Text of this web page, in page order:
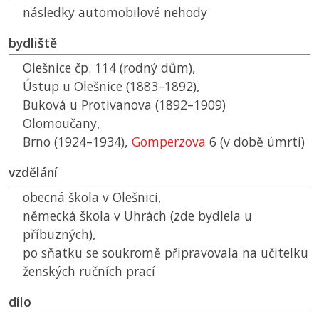
následky automobilové nehody
bydliště
Olešnice čp. 114 (rodný dům),
Ústup u Olešnice (1883–1892),
Buková u Protivanova (1892–1909)
Olomoučany,
Brno (1924–1934), Gomperzova 6 (v době úmrtí)
vzdělání
obecná škola v Olešnici,
německá škola v Uhrách (zde bydlela u
příbuzných),
po sňatku se soukromě připravovala na učitelku
ženských ručních prací
dílo